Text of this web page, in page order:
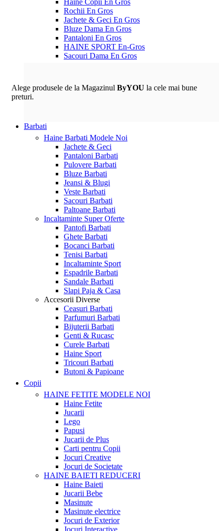
Haine Copii En Gros
Rochii En Gros
Jachete & Geci En Gros
Bluze Dama En Gros
Pantaloni En Gros
HAINE SPORT En-Gros
Sacouri Dama En Gros
Alege produsele de la Magazinul ByYOU la cele mai bune
preturi.
Barbati
Haine Barbati Modele Noi
Jachete & Geci
Pantaloni Barbati
Pulovere Barbati
Bluze Barbati
Jeansi & Blugi
Veste Barbati
Sacouri Barbati
Paltoane Barbati
Incaltaminte Super Oferte
Pantofi Barbati
Ghete Barbati
Bocanci Barbati
Tenisi Barbati
Incaltaminte Sport
Espadrile Barbati
Sandale Barbati
Slapi Paja & Casa
Accesorii Diverse
Ceasuri Barbati
Parfumuri Barbati
Bijuterii Barbati
Genti & Rucasc
Curele Barbati
Haine Sport
Tricouri Barbati
Butoni & Papioane
Copii
HAINE FETITE MODELE NOI
Haine Fetite
Jucarii
Lego
Papusi
Jucarii de Plus
Carti pentru Copii
Jocuri Creative
Jocuri de Societate
HAINE BAIETI REDUCERI
Haine Baieti
Jucarii Bebe
Masinute
Masinute electrice
Jocuri de Exterior
Jocuri Interactive